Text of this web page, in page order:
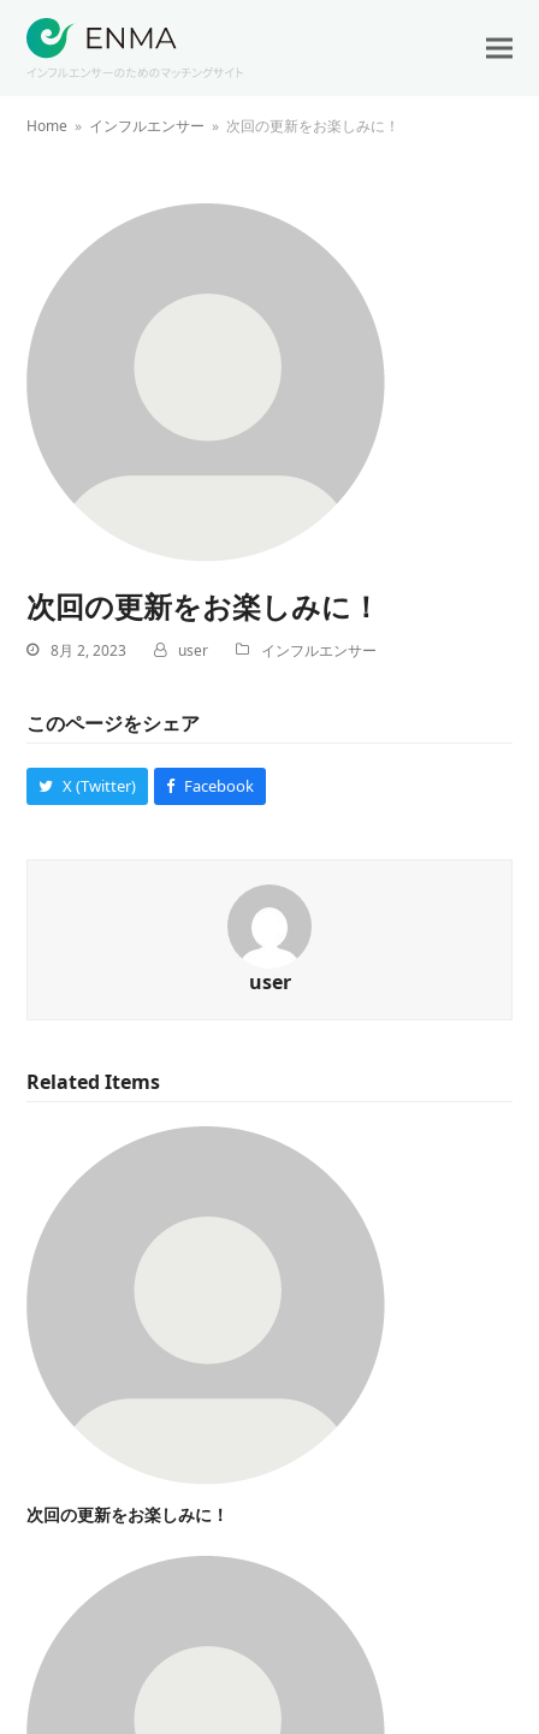
Home » インフルエンサー » 次回の更新をお楽しみに！
次回の更新をお楽しみに！
8月 2, 2023 user インフルエンサー
このページをシェア
X (Twitter) Facebook
user
Related Items
次回の更新をお楽しみに！